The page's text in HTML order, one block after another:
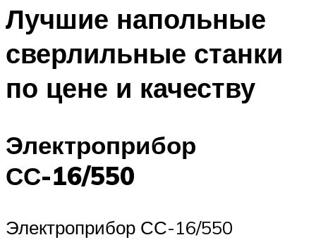
Лучшие напольные
сверлильные станки
по цене и качеству
Электроприбор
СС-16/550
Электроприбор СС-16/550